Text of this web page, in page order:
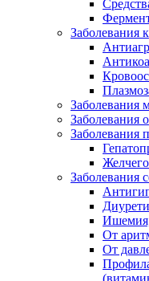
Заболевания
Заболевания
Заболевания
Заболевания
Заболевания
Ишемия,
От
От